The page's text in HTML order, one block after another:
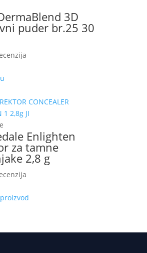
3D
puder br.25 30
Enlighten
za tamne
2,8 g